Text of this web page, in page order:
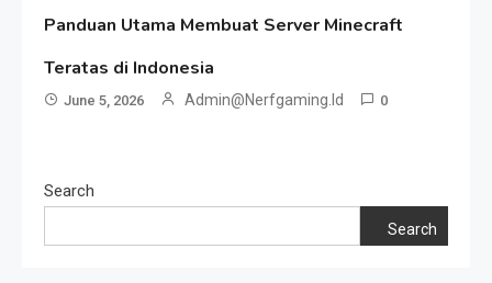
Panduan Utama Membuat Server Minecraft
Teratas di Indonesia
June 5, 2026 Admin@nerfgaming.id 0
Search
Search